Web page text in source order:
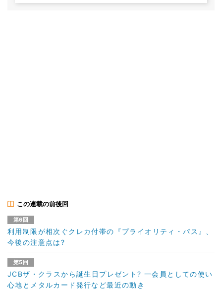
この連載の前後回
第6回
利用制限が相次ぐクレカ付帯の『プライオリティ・パス』、
今後の注意点は?
第5回
JCBザ・クラスから誕生日プレゼント? 一会員としての使い
心地とメタルカード発行など最近の動き